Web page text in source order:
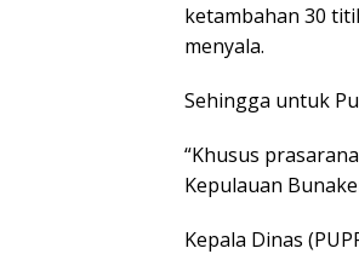
ketambahan 30
menyala.
Sehingga untuk
“Khusus
Kepulauan
Kepala Dinas